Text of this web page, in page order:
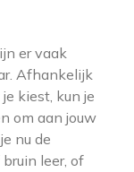
er vaak
Afhankelijk
kiest, kun je
om aan jouw
nu de
leer, of